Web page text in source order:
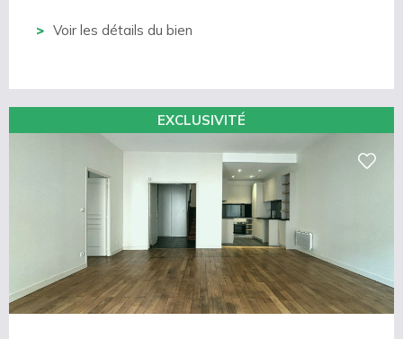
Voir les détails du bien
EXCLUSIVITÉ